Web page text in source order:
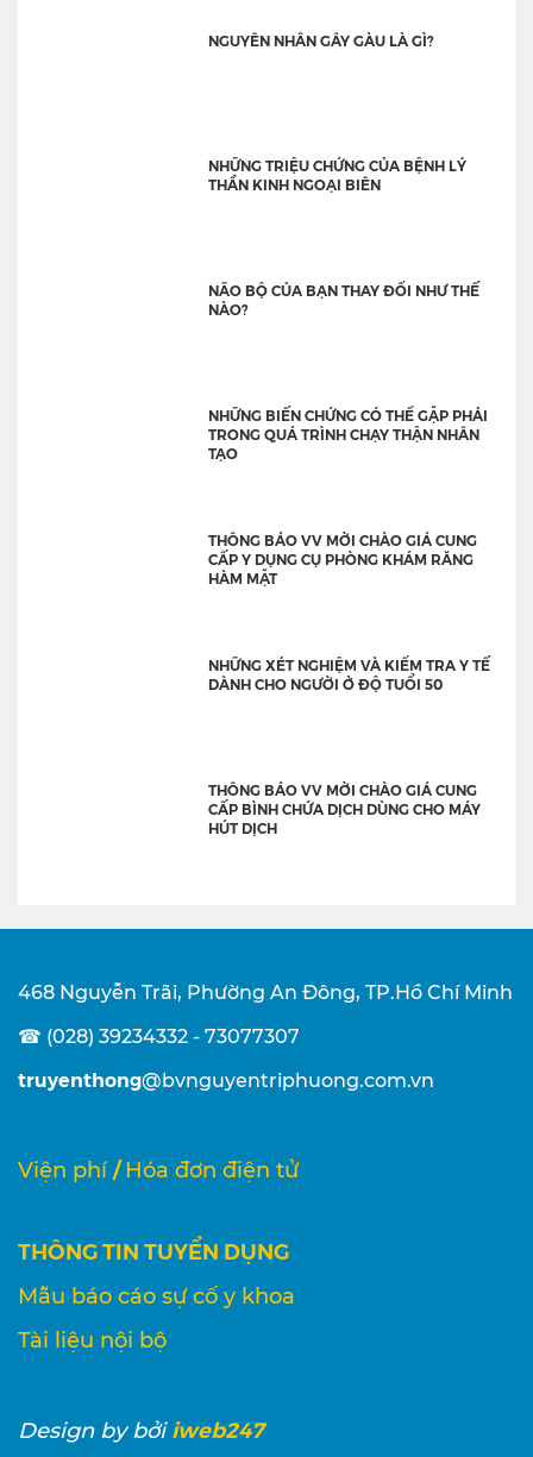
NGUYÊN NHÂN GÂY GÀU LÀ GÌ?
NHỮNG TRIỆU CHỨNG CỦA BỆNH LÝ
THẦN KINH NGOẠI BIÊN
NÃO BỘ CỦA BẠN THAY ĐỔI NHƯ THẾ
NÀO?
NHỮNG BIẾN CHỨNG CÓ THỂ GẶP PHẢI
TRONG QUÁ TRÌNH CHẠY THẬN NHÂN
TẠO
THÔNG BÁO VV MỜI CHÀO GIÁ CUNG
CẤP Y DỤNG CỤ PHÒNG KHÁM RĂNG
HÀM MẶT
NHỮNG XÉT NGHIỆM VÀ KIỂM TRA Y TẾ
DÀNH CHO NGƯỜI Ở ĐỘ TUỔI 50
THÔNG BÁO VV MỜI CHÀO GIÁ CUNG
CẤP BÌNH CHỨA DỊCH DÙNG CHO MÁY
HÚT DỊCH
468 Nguyễn Trãi, Phường An Đông, TP.Hồ Chí Minh
☎ (028) 39234332 - 73077307
truyenthong@bvnguyentriphuong.com.vn
Viện phí / Hóa đơn điện tử
THÔNG TIN TUYỂN DỤNG
Mẫu báo cáo sự cố y khoa
Tài liệu nội bộ
Designby bởi iweb247